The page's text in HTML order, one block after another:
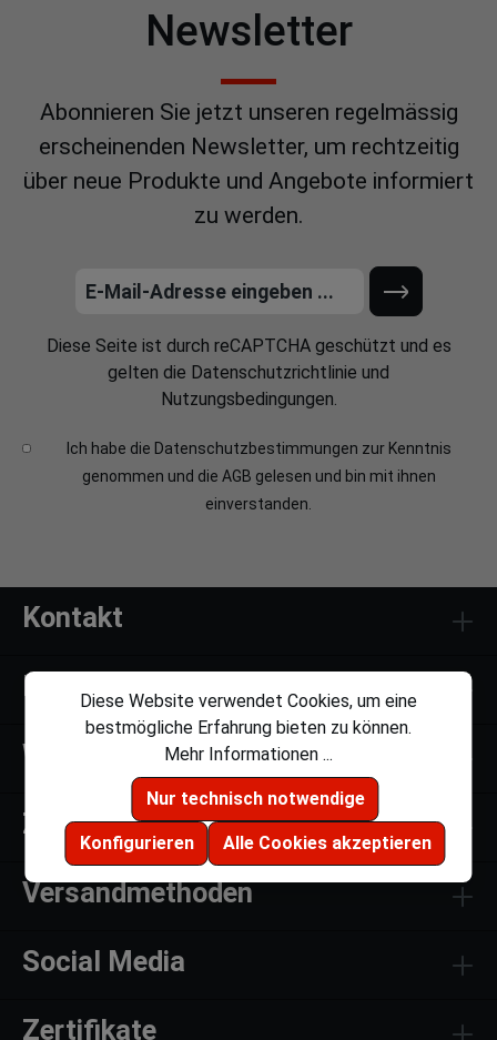
Newsletter
Abonnieren Sie jetzt unseren regelmässig
erscheinenden Newsletter, um rechtzeitig
über neue Produkte und Angebote informiert
zu werden.
Diese Seite ist durch reCAPTCHA geschützt und es
gelten die Datenschutzrichtlinie und
Nutzungsbedingungen.
Ich habe die Datenschutzbestimmungen zur Kenntnis
genommen und die AGB gelesen und bin mit ihnen
einverstanden.
Kontakt
Links
Weiteres
Zahlungsmethoden
Versandmethoden
Social Media
Zertifikate
Diese Website verwendet Cookies, um eine
bestmögliche Erfahrung bieten zu können.
Mehr Informationen ...
Nur technisch notwendige
Konfigurieren Alle Cookies akzeptieren